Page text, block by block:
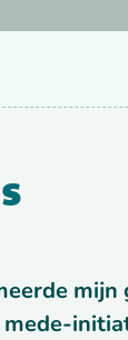
mijn